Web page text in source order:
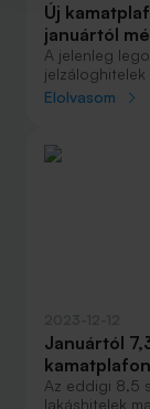
Új
januártól
A jelenleg
bejelentett
alacsonyabb
bevezetése
Elolvasom
Januártól
Az eddigi 8,5
lakáshitelek